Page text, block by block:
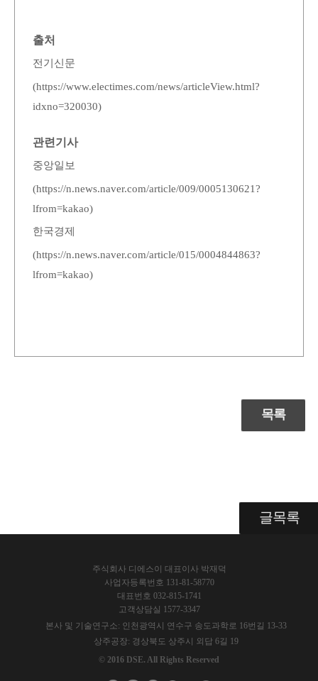
출처
전기신문
(https://www.electimes.com/news/articleView.html?
idxno=320030)
관련기사
중앙일보
(https://n.news.naver.com/article/009/0005130621?
lfrom=kakao)
한국경제
(https://n.news.naver.com/article/015/0004844863?
lfrom=kakao)
목록
글목록
주식회사 디에스이 대표이사 박재덕
사업자등록번호 131-81-58770
대표번호 032-815-1741
고객상담실 1577-3347
본사 및 기술연구소: 인천광역시 연수구 송도과학로 16번길 13-33
상주공장: 경상북도 상주시 외답 6길 19
© 2016 DSE. All Rights Reserved